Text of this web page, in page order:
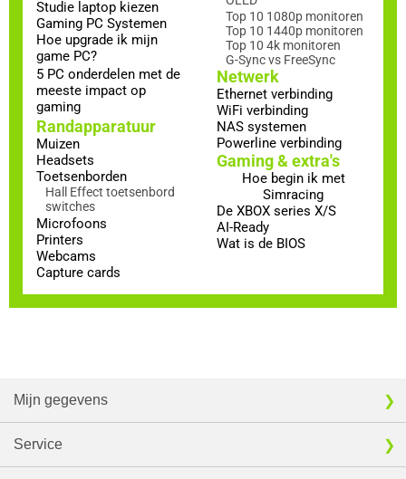
Studie laptop kiezen
Gaming PC Systemen
Hoe upgrade ik mijn
game PC?
5 PC onderdelen met de
meeste impact op
gaming
Randapparatuur
Muizen
Headsets
Toetsenborden
Hall Effect toetsenbord
switches
Microfoons
Printers
Webcams
Capture cards
Top 10 1080p monitoren
Top 10 1440p monitoren
Top 10 4k monitoren
G-Sync vs FreeSync
Netwerk
Ethernet verbinding
WiFi verbinding
NAS systemen
Powerline verbinding
Gaming & extra's
Hoe begin ik met
Simracing
De XBOX series X/S
AI-Ready
Wat is de BIOS
Mijn gegevens
Service